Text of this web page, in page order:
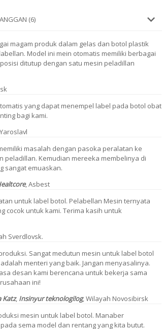
(6)
magam produk dalam gelas dan botol plastik
Model ini mein otomatis memiliki berbagai
ditutup dengan satu mesin peladillan
yang dapat menempel label pada botol obat
bagi kami.
Yaroslavl
masalah dengan pasoka peralatan ke
peladillan. Kemudian mereeka membelinya di
sangat emuaskan.
,Asbest
untuk label botol. Pelabellan Mesin ternyata
cocok untuk kami. Terima kasih untuk
Sverdlovsk.
Sangat medutun mesin untuk label botol
menteri yang baik. Jangan menyasalinya.
desan kami berencana untuk bekerja sama
ini!
Katz, Insinyur teknologi!og, Wilayah Novosibirsk
mesin untuk label botol. Manaber
sema model dan rentang yang kita butut.